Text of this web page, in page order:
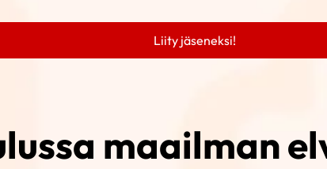
Liity jäseneksi!
maailman